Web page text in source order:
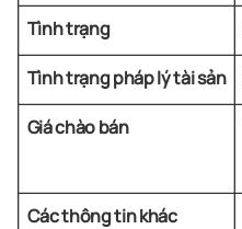
Tình trạng
Tình trạng pháp lý tài sản
Giá chào bán
Các thông tin khác